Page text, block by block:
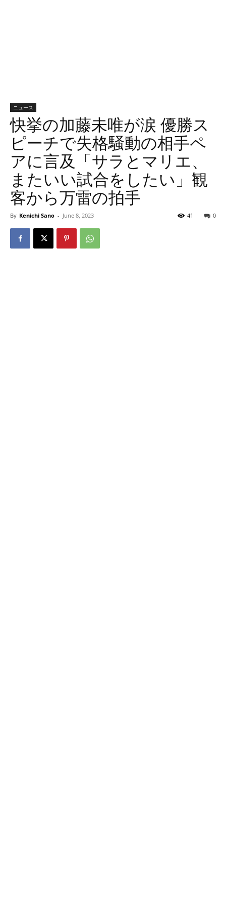
ニュース
快挙の加藤未唯が涙 優勝ス
ピーチで失格騒動の相手ペ
アに言及「サラとマリエ、
またいい試合をしたい」観
客から万雷の拍手
By Kenichi Sano - June 8, 2023 0
41